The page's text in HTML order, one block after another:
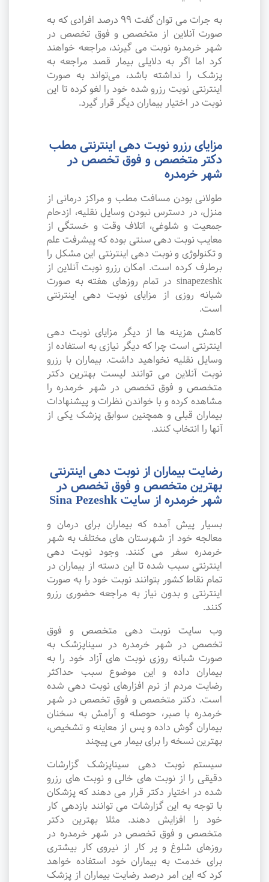
به جرات می‌ توان گفت ۹۹ درصد افرادی که به
صورت آنلاین از متخصص و فوق تخصص در
شهر خرمدره نوبت می گیرند، مراجعه خواهند
کرد اما اگر به دلایلی بیمار قصد مراجعه به
پزشک را نداشته باشد، می‌تواند به صورت
اینترنتی نوبت رزرو شده خود را لغو کرده تا این
نوبت در اختیار بیماران دیگر قرار گیرد.
مزایای رزرو نوبت دهی اینترنتی مطب
دکتر متخصص و فوق تخصص در
شهر خرمدره
طولانی بودن مسافت مطب و مراکز درمانی از
منزل، در دسترس نبودن وسایل نقلیه، ازدحام
جمعیت و شلوغی، اتلاف وقت و خستگی از
معایب نوبت دهی سنتی بوده که پیشرفت علم
و تکنولوژی و نوبت دهی اینترنتی این مشکل را
برطرف کرده است. امکان رزرو نوبت آنلاین از
sinapezeshk در تمام روزهای هفته به صورت
شبانه روزی از مزایای نوبت دهی اینترنتی
است.
کاهش هزینه ها از دیگر مزایای نوبت دهی
اینترنتی است چرا که دیگر نیازی به استفاده از
وسایل نقلیه نخواهید داشت. بیماران با رزرو
نوبت آنلاین می توانند لیست بهترین دکتر
متخصص و فوق تخصص در شهر خرمدره را
مشاهده کرده و با خواندن نظرات و پیشنهادات
بیماران قبلی و همچنین سوابق پزشک یکی از
آنها را انتخاب کنند.
رضایت بیماران از نوبت دهی اینترنتی
بهترین متخصص و فوق تخصص در
شهر خرمدره از سایت Sina Pezeshk
بسیار پیش آمده که بیماران برای درمان و
معالجه خود از شهرستان های مختلف به شهر
خرمدره سفر می کنند. وجود نوبت دهی
اینترنتی سبب شده تا این دسته از بیماران در
تمام نقاط کشور بتوانند نوبت خود را به صورت
اینترنتی و بدون نیاز به مراجعه حضوری رزرو
کنند.
وب سایت نوبت دهی متخصص و فوق
تخصص در شهر خرمدره در سیناپزشک به
صورت شبانه روزی نوبت های آزاد خود را به
بیماران داده و این موضوع سبب حداکثر
رضایت مردم از نرم افزارهای نوبت دهی شده
است. دکتر متخصص و فوق تخصص در شهر
خرمدره با صبر، حوصله و آرامش به سخنان
بیماران گوش داده و پس از معاینه و تشخیص،
بهترین نسخه را برای بیمار می پیچند
سیستم نوبت دهی سیناپزشک گزارشات
دقیقی را از نوبت های خالی و نوبت های رزرو
شده در اختیار دکتر قرار می دهند که پزشکان
با توجه به این گزارشات می توانند بازدهی کار
خود را افزایش دهند. مثلا بهترین دکتر
متخصص و فوق تخصص در شهر خرمدره در
روزهای شلوغ و پر کار از نیروی کار بیشتری
برای خدمت به بیماران خود استفاده خواهد
کرد که این امر درصد رضایت بیماران از پزشک